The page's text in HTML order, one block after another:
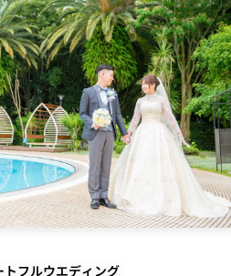
フルウエディング